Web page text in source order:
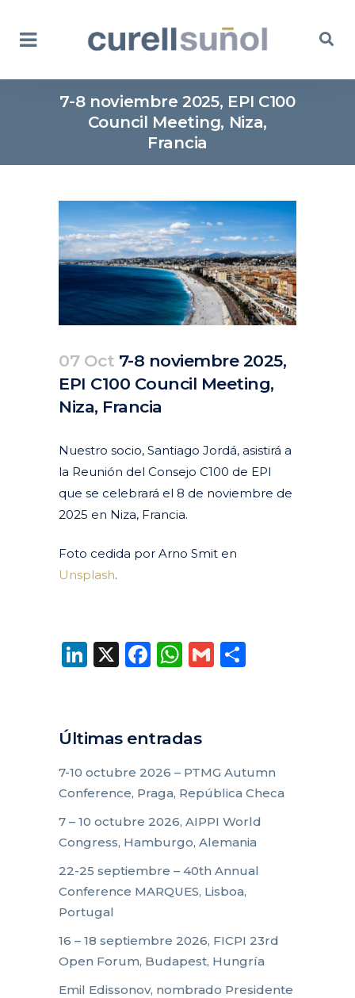
7-8 noviembre 2025, EPI C100
Council Meeting, Niza,
Francia
07 Oct 7-8 noviembre 2025,
EPI C100 Council Meeting,
Niza, Francia
Nuestro socio, Santiago Jordá, asistirá a
la Reunión del Consejo C100 de EPI
que se celebrará el 8 de noviembre de
2025 en Niza, Francia.
Foto cedida por Arno Smit en
Unsplash.
LinkedIn
X Facebook
WhatsApp
Gmail
Últimas entradas
7-10 octubre 2026 – PTMG Autumn
Conference, Praga, República Checa
7 – 10 octubre 2026, AIPPI World
Congress, Hamburgo, Alemania
22-25 septiembre – 40th Annual
Conference MARQUES, Lisboa,
Portugal
16 – 18 septiembre 2026, FICPI 23rd
Open Forum, Budapest, Hungría
Emil Edissonov, nombrado Presidente